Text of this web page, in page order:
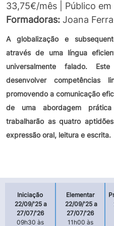
33,75€/mês | Público
Formadoras: Joana
A globalização e
através de uma língua
universalmente falado.
desenvolver competências
promovendo a comunicação
de uma abordagem
trabalharão as quatro
expressão oral, leitura e escrita.
Iniciação
22/09/'25 a
27/07/'26
09h30 às
Elementar
22/09/'25 a
27/07/'26
11h00 às